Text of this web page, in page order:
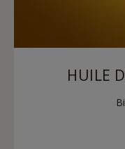
HUILE